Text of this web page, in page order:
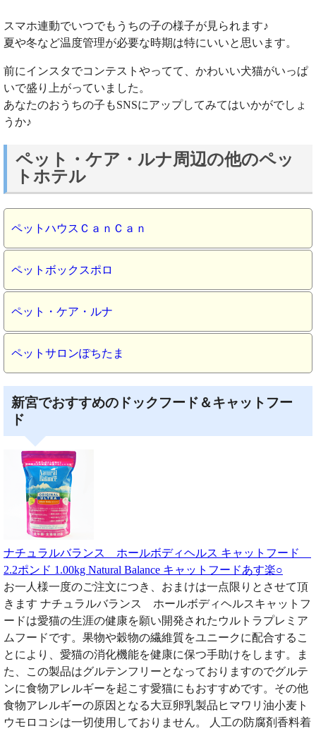
スマホ連動でいつでもうちの子の様子が見られます♪
夏や冬など温度管理が必要な時期は特にいいと思います。
前にインスタでコンテストやってて、かわいい犬猫がいっぱ
いで盛り上がっていました。
あなたのおうちの子もSNSにアップしてみてはいかがでしょ
うか♪
ペット・ケア・ルナ周辺の他のペッ
トホテル
ペットハウスＣａｎＣａｎ
ペットボックスポロ
ペット・ケア・ルナ
ペットサロンぽちたま
新宮でおすすめのドックフード＆キャットフー
ド
ナチュラルバランス ホールボディヘルス キャットフード
2.2ポンド 1.00kg Natural Balance キャットフードあす楽○
お一人様一度のご注文につき、おまけは一点限りとさせて頂
きます ナチュラルバランス ホールボディヘルスキャットフ
ードは愛猫の生涯の健康を願い開発されたウルトラプレミア
ムフードです。果物や穀物の繊維質をユニークに配合するこ
とにより、愛猫の消化機能を健康に保つ手助けをします。ま
た、この製品はグルテンフリーとなっておりますのでグルテ
ンに食物アレルギーを起こす愛猫にもおすすめです。その他
食物アレルギーの原因となる大豆卵乳製品ヒマワリ油小麦ト
ウモロコシは一切使用しておりません。 人工の防腐剤香料着